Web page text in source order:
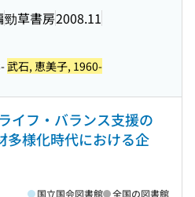
勁草書房2008.11
武石, 恵美子, 1960-
イフ・バランス支援の
多様化時代における企
国立国会図書館 全国の図書館